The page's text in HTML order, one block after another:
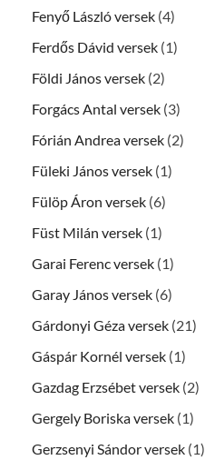
Fenyő László versek (4)
Ferdős Dávid versek (1)
Földi János versek (2)
Forgács Antal versek (3)
Fórián Andrea versek (2)
Füleki János versek (1)
Fülöp Áron versek (6)
Füst Milán versek (1)
Garai Ferenc versek (1)
Garay János versek (6)
Gárdonyi Géza versek (21)
Gáspár Kornél versek (1)
Gazdag Erzsébet versek (2)
Gergely Boriska versek (1)
Gerzsenyi Sándor versek (1)